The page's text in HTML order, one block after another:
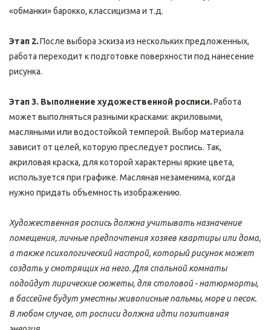
времени, когда стиль был наиболее актуален. Так на стенах и
«обманки» барокко, классицизма и т.д.
Этап 2. После выбора эскиза из нескольких предложенных,
рисунка.
Этап 3. Выполнение художественной росписи. Работа
может выполняться разными красками: акриловыми,
масляными или водостойкой темперой. Выбор материала
зависит от целей, которую преследует роспись. Так,
акриловая краска, для которой характерны яркие цвета,
нужно придать объемность изображению.
Художественная роспись должна учитывать назначение
помещения, личные предпочтения хозяев квартиры или дома,
а также психологический настрой, который рисунок может
создать у смотрящих на него. Для спальной комнаты
подойдут лирические сюжеты, для столовой - натюрморты,